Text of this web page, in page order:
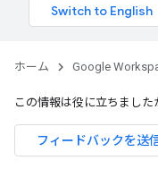
ホーム Google
この情報は役に立ちました
フィードバックを送